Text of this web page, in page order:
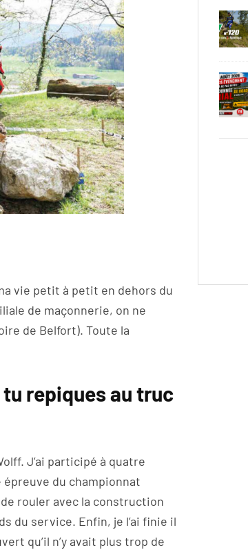
vie petit à petit en dehors du
de maçonnerie, on ne
de Belfort). Toute la
tu repiques au truc
J’ai participé à quatre
du championnat
rouler avec la construction
du service. Enfin, je l’ai finie il
qu’il n’y avait plus trop de